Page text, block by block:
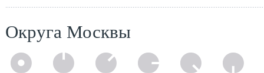
Округа Москвы